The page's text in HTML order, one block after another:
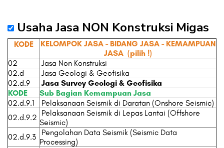
Usaha Jasa NON Konstruksi Migas
KODE
KELOMPOK JASA - BIDANG JASA - KEMAMPUAN
JASA (pilih !)
02
Jasa Non Konstruksi
02.d
Jasa Geologi & Geofisika
02.d.9
Jasa Survey Geologi & Geofisika
KODE
Sub Bagian Kemampuan Jasa
02.d.9.1
Pelaksanaan Seismik di Daratan (Onshore Seismic)
02.d.9.2 Pelaksanaan Seismik di Lepas Lantai (Offshore
Seismic)
02.d.9.3
Pengolahan Data Seismik (Seismic Data
Processing)